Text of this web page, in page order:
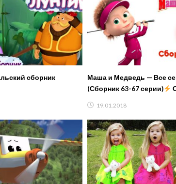
сборник
Маша и Медведь — Все
(Сборник 63-67 серии)
19.01.2018